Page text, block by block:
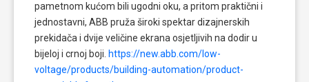
pametnom kućom bili ugodni oku, a pritom praktični i
jednostavni, ABB pruža široki spektar dizajnerskih
prekidača i dvije veličine ekrana osjetljivih na dodir u
bijeloj i crnoj boji. https://new.abb.com/low-
voltage/products/building-automation/product-